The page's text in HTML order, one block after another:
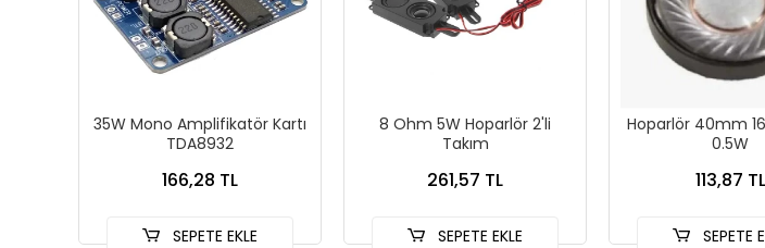
35W Mono Amplifikatör Kartı
TDA8932
166,28 TL
SEPETE EKLE
8 Ohm 5W Hoparlör 2'li
Takım
261,57 TL
SEPETE EKLE
Hoparlör 40mm
0.5W
113,87 TL
SEPETE